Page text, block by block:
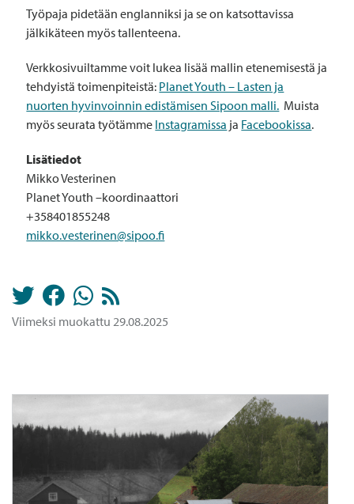
Työpaja pidetään englanniksi ja se on katsottavissa
jälkikäteen myös tallenteena.
Verkkosivuiltamme voit lukea lisää mallin etenemisestä ja
tehdyistä toimenpiteistä: Planet Youth – Lasten ja
nuorten hyvinvoinnin edistämisen Sipoon malli. Muista
myös seurata työtämme Instagramissa ja Facebookissa.
Lisätiedot
Mikko Vesterinen
Planet Youth –koordinaattori
+358401855248
mikko.vesterinen@sipoo.fi
Viimeksi muokattu 29.08.2025